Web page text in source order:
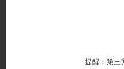
提醒：第三